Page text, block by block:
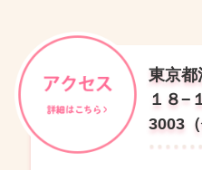
東京都
１８−
3003（